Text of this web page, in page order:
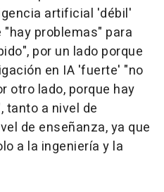
artificial 'débil'
problemas" para
por un lado porque
en IA 'fuerte' "no
otro lado, porque hay
tanto a nivel de
de enseñanza, ya que
a la ingeniería y la